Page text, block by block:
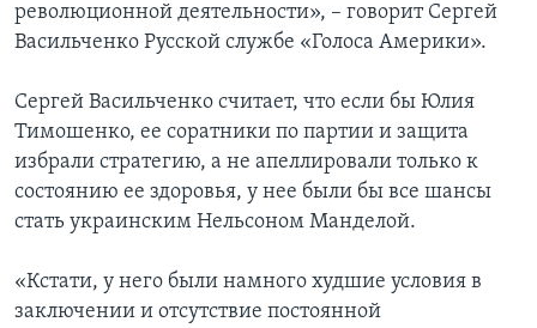
революционной деятельности», – говорит Сергей
Васильченко Русской службе «Голоса Америки».
Сергей Васильченко считает, что если бы Юлия
Тимошенко, ее соратники по партии и защита
избрали стратегию, а не апеллировали только к
состоянию ее здоровья, у нее были бы все шансы
стать украинским Нельсоном Манделой.
«Кстати, у него были намного худшие условия в
заключении и отсутствие постоянной